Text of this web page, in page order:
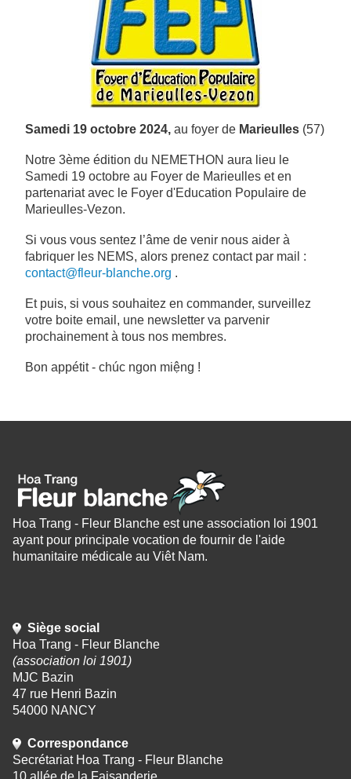
Samedi 19 octobre 2024, au foyer de Marieulles (57)
Notre 3ème édition du NEMETHON aura lieu le
Samedi 19 octobre au Foyer de Marieulles et en
partenariat avec le Foyer d'Education Populaire de
Marieulles-Vezon.
Si vous vous sentez l’âme de venir nous aider à
fabriquer les NEMS, alors prenez contact par mail :
contact@fleur-blanche.org .
Et puis, si vous souhaitez en commander, surveillez
votre boite email, une newsletter va parvenir
prochainement à tous nos membres.
Bon appétit - chúc ngon miệng !
Hoa Trang - Fleur Blanche est une association loi 1901
ayant pour principale vocation de fournir de l'aide
humanitaire médicale au Viêt Nam.
Siège social
Hoa Trang - Fleur Blanche
(association loi 1901)
MJC Bazin
47 rue Henri Bazin
54000 NANCY
Correspondance
Secrétariat Hoa Trang - Fleur Blanche
10 allée de la Faisanderie